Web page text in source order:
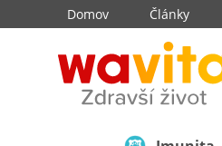
Domov Články